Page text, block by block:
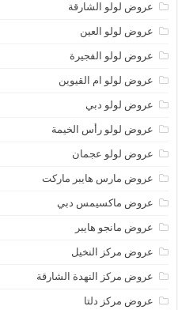
عروض لولو الشارقة
عروض لولو العين
عروض لولو الفجيرة
عروض لولو ام القيوين
عروض لولو دبي
عروض لولو رأس الخيمة
عروض لولو عجمان
عروض مارس هايبر ماركت
عروض ماكسيمس دبي
عروض مانجو هايبر
عروض مركز النخيل
عروض مركز النهدة الشارقة
عروض مركز دلتا